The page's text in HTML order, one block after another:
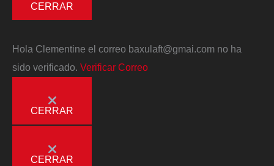
CERRAR
Hola Clementine el correo baxulaft@gmai.com no ha
sido verificado. Verificar Correo
CERRAR
CERRAR